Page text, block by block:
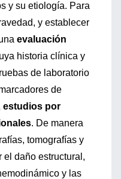
y su etiología. Para
y establecer
evaluación
historia clínica y
de laboratorio
de
estudios por
. De manera
tomografías y
el daño estructural,
y las